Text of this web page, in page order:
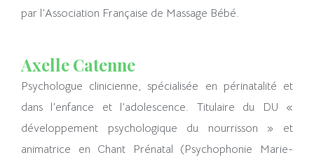
par l’Association Française de Massage Bébé.
Axelle Catenne
Psychologue clinicienne, spécialisée en périnatalité et
dans l’enfance et l’adolescence. Titulaire du DU «
développement psychologique du nourrisson » et
animatrice en Chant Prénatal (Psychophonie Marie-